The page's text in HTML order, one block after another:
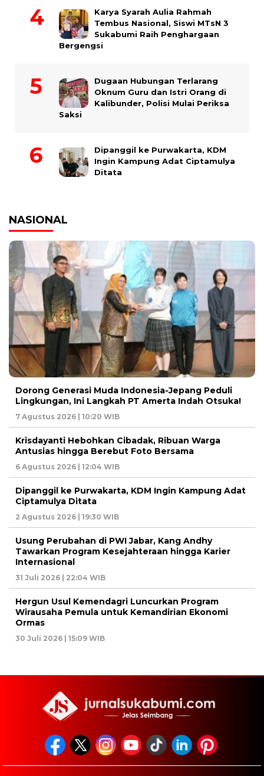
Karya Syarah Aulia Rahmah
Tembus Nasional, Siswi MTsN 3
Sukabumi Raih Penghargaan
Bergengsi
Dugaan Hubungan Terlarang
Oknum Guru dan Istri Orang di
Kalibunder, Polisi Mulai Periksa
Saksi
Dipanggil ke Purwakarta, KDM
Ingin Kampung Adat Ciptamulya
Ditata
NASIONAL
Dorong Generasi Muda Indonesia-Jepang Peduli
Lingkungan, Ini Langkah PT Amerta Indah Otsuka!
7 Agustus 2026 | 10:20 WIB
Krisdayanti Hebohkan Cibadak, Ribuan Warga
Antusias hingga Berebut Foto Bersama
6 Agustus 2026 | 12:04 WIB
Dipanggil ke Purwakarta, KDM Ingin Kampung Adat
Ciptamulya Ditata
2 Agustus 2026 | 19:30 WIB
Usung Perubahan di PWI Jabar, Kang Andhy
Tawarkan Program Kesejahteraan hingga Karier
Internasional
31 Juli 2026 | 22:04 WIB
Hergun Usul Kemendagri Luncurkan Program
Wirausaha Pemula untuk Kemandirian Ekonomi
Ormas
30 Juli 2026 | 15:09 WIB